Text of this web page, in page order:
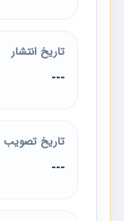
تاریخ انتشار
---
تاریخ تصویب
---